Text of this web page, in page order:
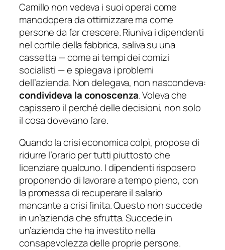
Camillo non vedeva i suoi operai come
manodopera da ottimizzare ma come
persone da far crescere. Riuniva i dipendenti
nel cortile della fabbrica, saliva su una
cassetta — come ai tempi dei comizi
socialisti — e spiegava i problemi
dell’azienda. Non delegava, non nascondeva:
condivideva la conoscenza. Voleva che
capissero il perché delle decisioni, non solo
il cosa dovevano fare.
Quando la crisi economica colpì, propose di
ridurre l’orario per tutti piuttosto che
licenziare qualcuno. I dipendenti risposero
proponendo di lavorare a tempo pieno, con
la promessa di recuperare il salario
mancante a crisi finita. Questo non succede
in un’azienda che sfrutta. Succede in
un’azienda che ha investito nella
consapevolezza delle proprie persone.